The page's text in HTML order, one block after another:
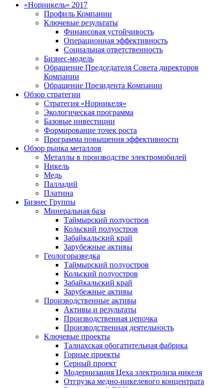
«Норникель» 2017
Профиль Компании
Ключевые результаты
Финансовая устойчивость
Операционная эффективность
Социальная ответственность
Бизнес-модель
Обращение Председателя Совета директоров
Компании
Обращение Президента Компании
Обзор стратегии
Стратегия «Норникеля»
Экологическая программа
Базовые инвестиции
Формирование точек роста
Программа повышения эффективности
Обзор рынка металлов
Металлы в производстве электромобилей
Никель
Медь
Палладий
Платина
Бизнес Группы
Минеральная база
Таймырский полуостров
Кольский полуостров
Забайкальский край
Зарубежные активы
Геологоразведка
Таймырский полуостров
Кольский полуостров
Забайкальский край
Зарубежные активы
Производственные активы
Активы и результаты
Производственная цепочка
Производственная деятельность
Ключевые проекты
Талнахская обогатительная фабрика
Горные проекты
Серный проект
Модернизация Цеха электролиза никеля
Отгрузка медно-никелевого концентрата